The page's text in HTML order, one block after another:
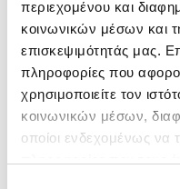
περιεχομένου και
κοινωνικών μέσων και
επισκεψιμότητάς μας.
πληροφορίες που
χρησιμοποιείτε τον
κοινωνικών μέσων,
οποίοι ενδεχομένως να
E-mail(*)